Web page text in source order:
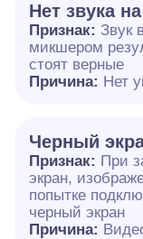
Нет звука
Признак: Звук
микшером
стоят верные
Причина: Нет
Черный
Признак: При
экран,
попытке
черный экран
Причина: